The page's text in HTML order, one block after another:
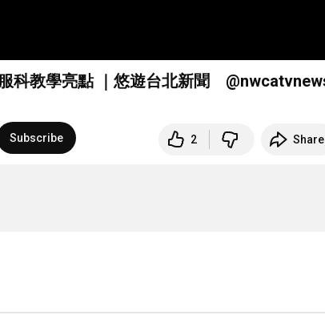
北新聞 ‪ ‪ ‪ ‪@nwcatvnews‬ (新聞記者 陳品
Subscribe 2 Share